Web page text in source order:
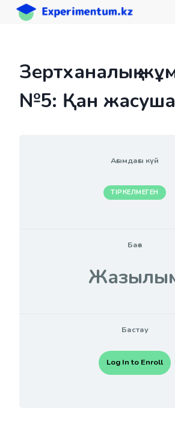
Skip
Зертханалық
№5: Қан
Ағымдағы күй
ТІРКЕЛМЕГЕН
Баға
Бастау
Log In to Enroll